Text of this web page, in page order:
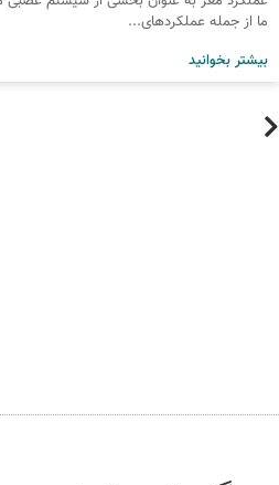
ما از جمله عملکردهای...
بیشتر بخوانید